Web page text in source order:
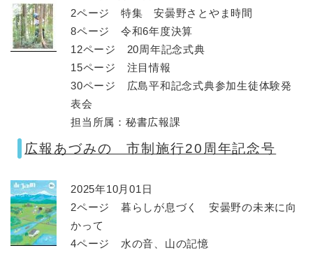
2ページ 特集 安曇野さとやま時間
8ページ 令和6年度決算
12ページ 20周年記念式典
15ページ 注目情報
30ページ 広島平和記念式典参加生徒体験発
表会
担当所属：秘書広報課
広報あづみの 市制施行20周年記念号
2025年10月01日
2ページ 暮らしが息づく 安曇野の未来に向
かって
4ページ 水の音、山の記憶